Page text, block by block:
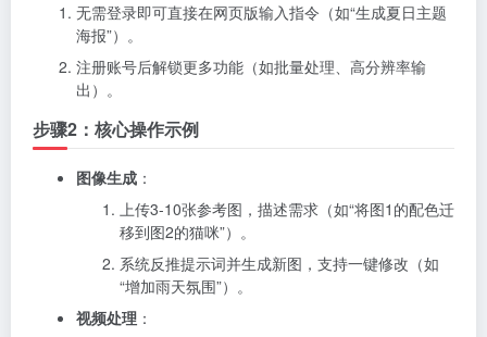
无需登录即可直接在网页版输入指令（如“生成夏日主题
海报”）。
注册账号后解锁更多功能（如批量处理、高分辨率输
出）。
步骤2：核心操作示例
图像生成 ：
上传3-10张参考图，描述需求（如“将图1的配色迁
移到图2的猫咪”）。
系统反推提示词并生成新图，支持一键修改（如
“增加雨天氛围”）。
视频处理 ：